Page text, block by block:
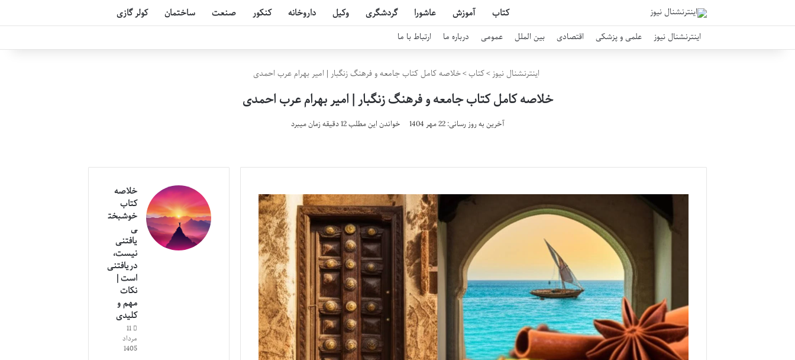
کتاب آموزش عاشورا گردشگری وکیل داروخانه کنکور صنعت ساختمان کولر گازی
اینترنشنال نیوز علمی و پزشکی اقتصادی بین الملل عمومی درباره ما ارتباط با ما
اینترنشنال نیوز>کتاب>خلاصه کامل کتاب جامعه و فرهنگ زنگبار | امیر بهرام عرب احمدی
خلاصه کامل کتاب جامعه و فرهنگ زنگبار | امیر بهرام عرب احمدی
آخرین به روز رسانی: 22 مهر 1404 خواندن این مطلب 12 دقیقه زمان میبرد
خلاصه
کتاب
خوشبخت
ی
یافتنی
نیست،
دریافتنی
است |
نکات
مهم و
کلیدی
11
مرداد
1405